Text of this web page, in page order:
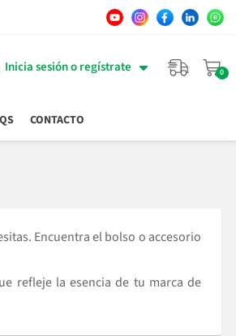
Inicia sesión o regístrate
CONTACTO
Encuentra el bolso o accesorio
refleje la esencia de tu marca de